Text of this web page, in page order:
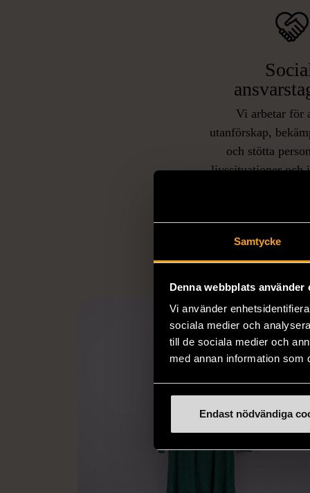
Samtycke
Denna webbplats använder
Vi använder
sociala medier och
till de sociala medier och
med annan information som
Endast nödvändiga
Vi arbetar för
utanförskap,
och stötta
livssituationer och
eller annat